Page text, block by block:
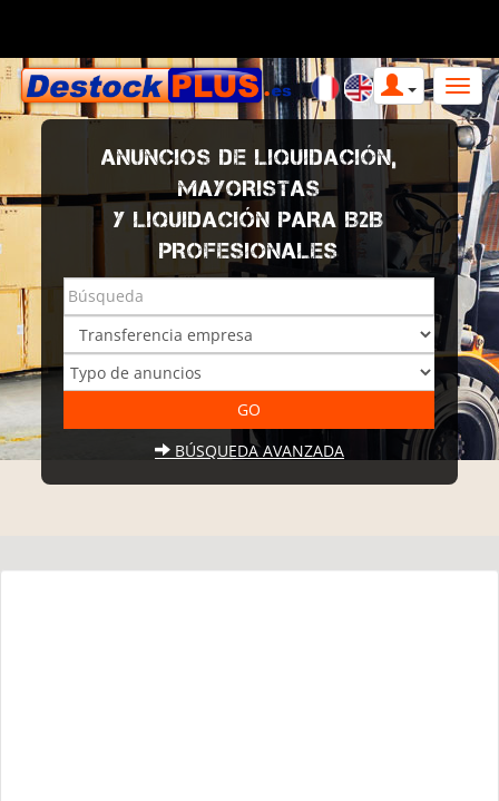
ANUNCIOS DE LIQUIDACIÓN,
MAYORISTAS
Y LIQUIDACIÓN PARA B2B
PROFESIONALES
BÚSQUEDA AVANZADA